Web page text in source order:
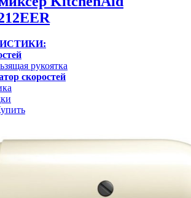
рукоятка
скоростей